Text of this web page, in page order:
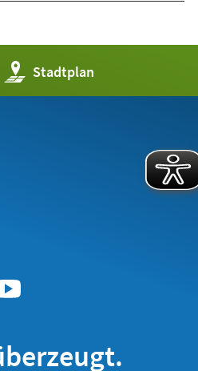
Stadtplan
(Öffnet
in
einem